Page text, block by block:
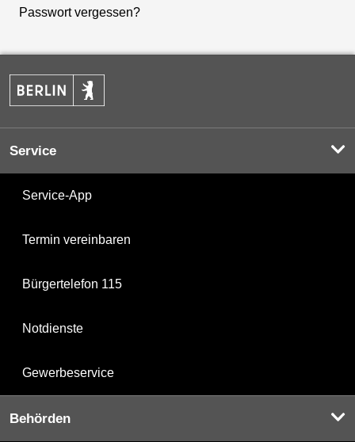
Passwort vergessen?
Service
Service-App
Termin vereinbaren
Bürgertelefon 115
Notdienste
Gewerbeservice
Behörden